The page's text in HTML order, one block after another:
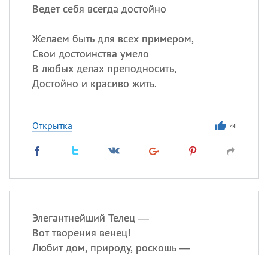
Ведет себя всегда достойно
Желаем быть для всех примером,
Свои достоинства умело
В любых делах преподносить,
Достойно и красиво жить.
Открытка 44
Элегантнейший Телец —
Вот творения венец!
Любит дом, природу, роскошь —